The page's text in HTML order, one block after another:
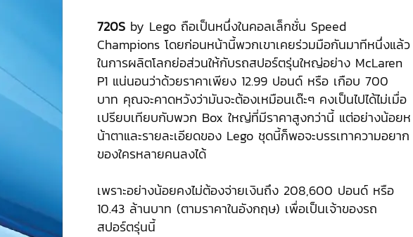
720S by Lego ถือเป็นหนึ่งในคอลเล็กชั่น Speed
Champions โดยก่อนหน้านี้พวกเขาเคยร่วมมือกันมาทีหนึ่งแล้ว
ในการผลิตโลกย่อส่วนให้กับรถสปอร์ตรุ่นใหญ่อย่าง McLaren
P1 แน่นอนว่าด้วยราคาเพียง 12.99 ปอนด์ หรือ เกือบ 700
บาท คุณจะคาดหวังว่ามันจะต้องเหมือนเด๊ะๆ คงเป็นไปได้ไม่เมื่อ
เปรียบเทียบกับพวก Box ใหญ่ที่มีราคาสูงกว่านี้ แต่อย่างน้อยห
น้าตาและรายละเอียดของ Lego ชุดนี้ก็พอจะบรรเทาความอยาก
ของใครหลายคนลงได้
เพราะอย่างน้อยคงไม่ต้องจ่ายเงินถึง 208,600 ปอนด์ หรือ
10.43 ล้านบาท (ตามราคาในอังกฤษ) เพื่อเป็นเจ้าของรถ
สปอร์ตรุ่นนี้